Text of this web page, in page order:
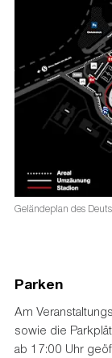
Geländeplan des
Parken
Am
sowie die
ab 17:00 Uhr